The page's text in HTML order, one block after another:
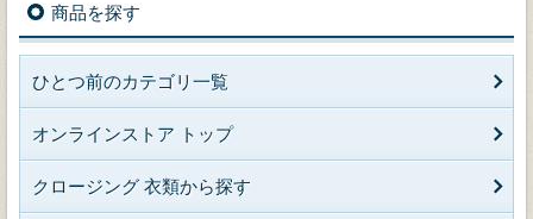
商品を探す
ひとつ前のカテゴリ一覧
オンラインストア トップ
クロージング 衣類から探す